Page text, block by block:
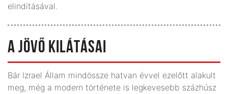
elindításával.
A JÖVŐ KILÁTÁSAI
Bár Izrael Állam mindössze hatvan évvel ezelőtt alakult
meg, még a modern története is legkevesebb százhúsz